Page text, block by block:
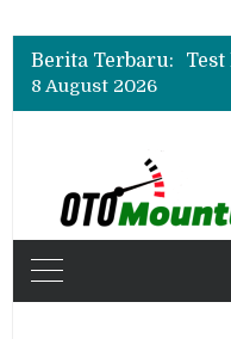
Berita Terbaru:
8 August 2026